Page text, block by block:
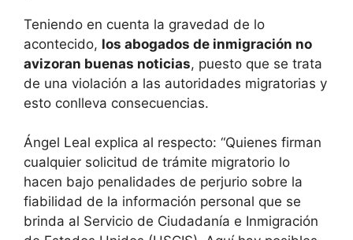
Teniendo en cuenta la gravedad de lo
acontecido, los abogados de inmigración no
avizoran buenas noticias, puesto que se trata
de una violación a las autoridades migratorias y
esto conlleva consecuencias.
Ángel Leal explica al respecto: “Quienes firman
cualquier solicitud de trámite migratorio lo
hacen bajo penalidades de perjurio sobre la
fiabilidad de la información personal que se
brinda al Servicio de Ciudadanía e Inmigración